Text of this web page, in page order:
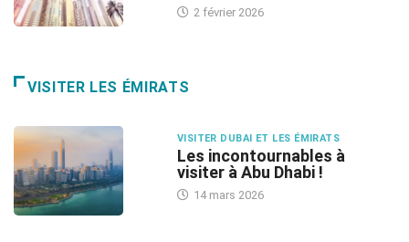
2 février 2026
VISITER LES ÉMIRATS
VISITER DUBAI ET LES ÉMIRATS
Les incontournables à
visiter à Abu Dhabi !
14 mars 2026